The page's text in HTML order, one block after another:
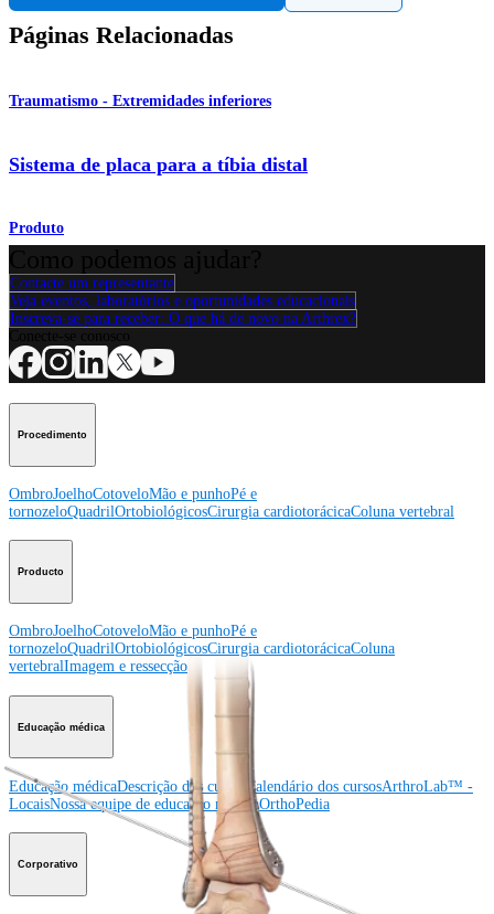
Páginas Relacionadas
Traumatismo - Extremidades inferiores
Sistema de placa para a tíbia distal
Produto
Contacte um representante
Veja eventos, laboratórios e oportunidades educacionais
Inscreva-se para receber: O que há de novo na Arthrex?
Procedimento
OmbroJoelhoCotoveloMão e punhoPé e
tornozeloQuadrilOrtobiológicosCirurgia cardiotorácicaColuna vertebral
Producto
OmbroJoelhoCotoveloMão e punhoPé e
tornozeloQuadrilOrtobiológicosCirurgia cardiotorácicaColuna
vertebralImagem e ressecção
Educação médica
Educação médicaDescrição dos cursos Calendário dos cursosArthroLab™ -
LocaisNossa equipe de educação médicaOrthoPedia
Corporativo